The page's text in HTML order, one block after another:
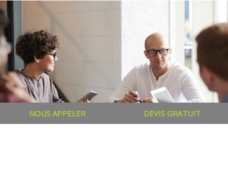
NOUS APPELER DEVIS GRATUIT